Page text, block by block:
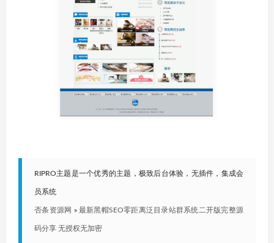
RIPRO主题是一个优秀的主题，极致后台体验，无插件，集成会
员系统
否条资源网 » 最新黑帽SEO零距离泛目录站群系统二开版完整源
码分享 无授权无加密